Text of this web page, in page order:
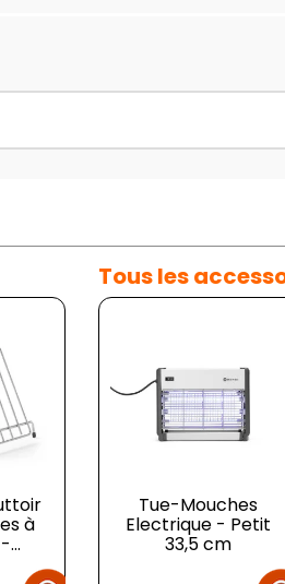
à
Lame de Rechange
pour Racloir
Tous les
Tue-Mouches
Electrique - Petit
33,5 cm